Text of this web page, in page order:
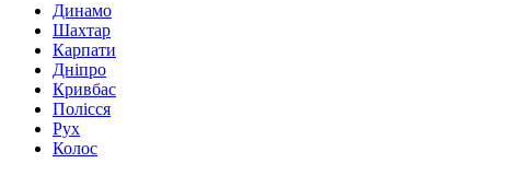
Динамо
Шахтар
Карпати
Дніпро
Кривбас
Полісся
Рух
Колос